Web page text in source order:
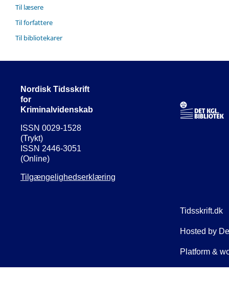
Til læsere
Til forfattere
Til bibliotekarer
Nordisk Tidsskrift
for
Kriminalvidenskab
ISSN 0029-1528
(Trykt)
ISSN 2446-3051
(Online)
Tilgængelighedserklæring